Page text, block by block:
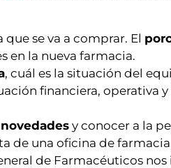
se va a comprar. El
en la nueva farmacia.
, cuál es la situación del
financiera, operativa y
novedades y conocer a la
de una oficina de
de Farmacéuticos